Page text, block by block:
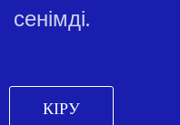
сенімді.
КІРУ